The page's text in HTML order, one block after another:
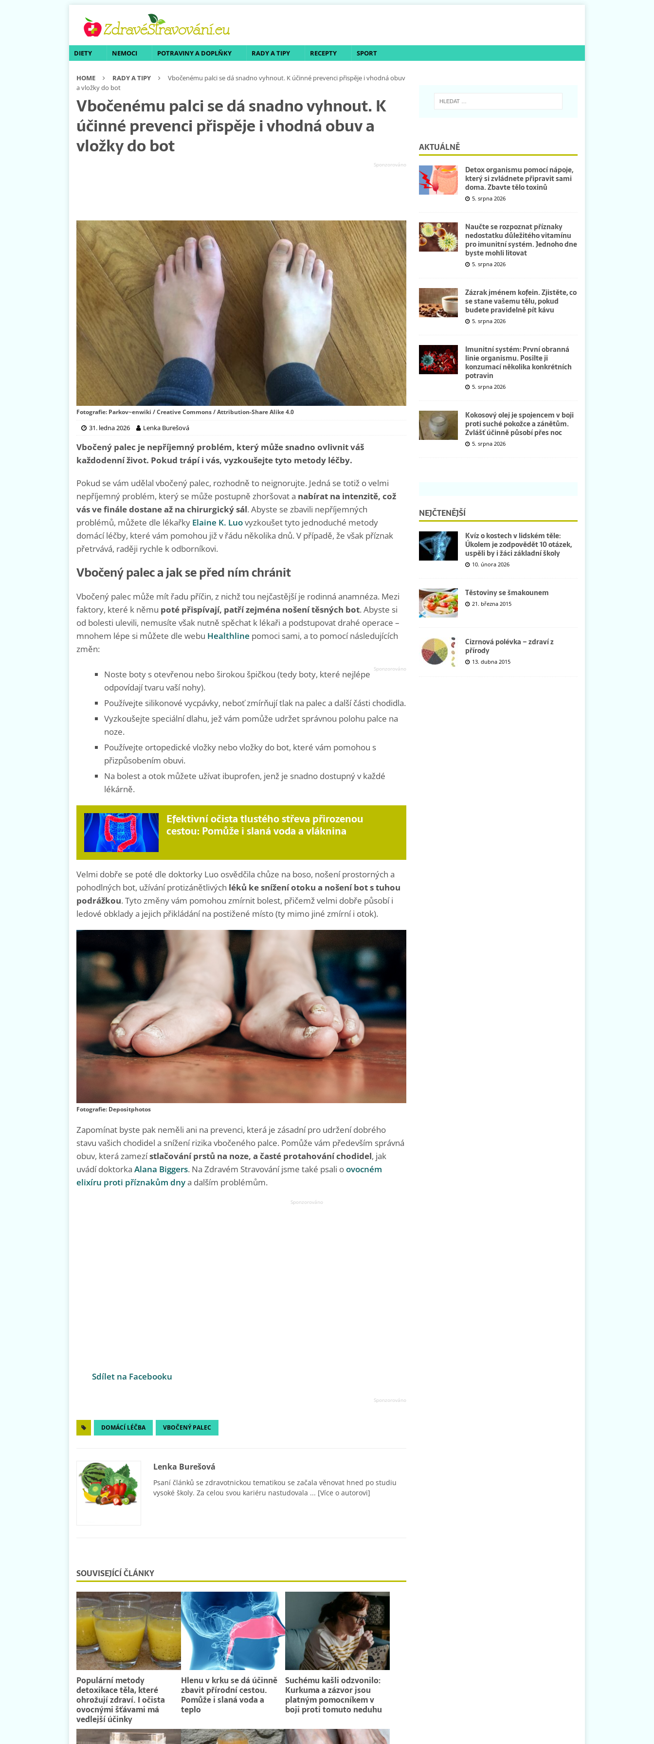
DIETY NEMOCI POTRAVINY A DOPLŇKY RADY A TIPY RECEPTY SPORT
HOME RADY A TIPY
Vbočenému palci se dá snadno vyhnout. K účinné prevenci přispěje i vhodná obuv
a vložky do bot
Vbočenému palci se dá snadno vyhnout. K
účinné prevenci přispěje i vhodná obuv a
vložky do bot
Fotografie: Parkov~enwiki / Creative Commons / Attribution-Share Alike 4.0
31. ledna 2026 Lenka Burešová
Vbočený palec je nepříjemný problém, který může snadno ovlivnit váš
každodenní život. Pokud trápí i vás, vyzkoušejte tyto metody léčby.
Pokud se vám udělal vbočený palec, rozhodně to neignorujte. Jedná se totiž o velmi
nepříjemný problém, který se může postupně zhoršovat a nabírat na intenzitě, což
vás ve finále dostane až na chirurgický sál. Abyste se zbavili nepříjemných
problémů, můžete dle lékařky Elaine K. Luovyzkoušet tyto jednoduché metody
domácí léčby, které vám pomohou již v řádu několika dnů. V případě, že však příznak
přetrvává, raději rychle k odborníkovi.
Vbočený palec a jak se před ním chránit
Vbočený palec může mít řadu příčin, z nichž tou nejčastější je rodinná anamnéza. Mezi
faktory, které k němu poté přispívají, patří zejména nošení těsných bot. Abyste si
od bolesti ulevili, nemusíte však nutně spěchat k lékaři a podstupovat drahé operace –
mnohem lépe si můžete dle webu Healthline pomoci sami, a to pomocí následujících
změn:
Noste boty s otevřenou nebo širokou špičkou (tedy boty, které nejlépe
odpovídají tvaru vaší nohy).
Používejte silikonové vycpávky, neboť zmírňují tlak na palec a další části chodidla.
Vyzkoušejte speciální dlahu, jež vám pomůže udržet správnou polohu palce na
noze.
Používejte ortopedické vložky nebo vložky do bot, které vám pomohou s
přizpůsobením obuvi.
Na bolest a otok můžete užívat ibuprofen, jenž je snadno dostupný v každé
lékárně.
Efektivní očista tlustého střeva přirozenou
cestou: Pomůže i slaná voda a vláknina
Velmi dobře se poté dle doktorky Luo osvědčila chůze na boso, nošení prostorných a
pohodlných bot, užívání protizánětlivých léků ke snížení otoku a nošení bot s tuhou
podrážkou. Tyto změny vám pomohou zmírnit bolest, přičemž velmi dobře působí i
ledové obklady a jejich přikládání na postižené místo (ty mimo jiné zmírní i otok).
Fotografie: Depositphotos
Zapomínat byste pak neměli ani na prevenci, která je zásadní pro udržení dobrého
stavu vašich chodidel a snížení rizika vbočeného palce. Pomůže vám především správná
obuv, která zamezístlačování prstů na noze, a časté protahování chodidel, jak
uvádí doktorka Alana Biggers. Na Zdravém Stravování jsme také psali oovocném
elixíru proti příznakům dnya dalším problémům.
Sdílet na Facebooku
DOMÁCÍ LÉČBA VBOČENÝ PALEC
Lenka Burešová
Psaní článků se zdravotnickou tematikou se začala věnovat hned po studiu
vysoké školy. Za celou svou kariéru nastudovala ... [Více o autorovi]
SOUVISEJÍCÍ ČLÁNKY
Populární metody
detoxikace těla, které
ohrožují zdraví. I očista
ovocnými šťávami má
vedlejší účinky
Hlenu v krku se dá účinně
zbavit přírodní cestou.
Pomůže i slaná voda a
teplo
Suchému kašli odzvonilo:
Kurkuma a zázvor jsou
platným pomocníkem v
boji proti tomuto neduhu
AKTUÁLNĚ
Detox organismu pomocí nápoje,
který si zvládnete připravit sami
doma. Zbavte tělo toxinů
5. srpna 2026
Naučte se rozpoznat příznaky
nedostatku důležitého vitamínu
pro imunitní systém. Jednoho dne
byste mohli litovat
5. srpna 2026
Zázrak jménem kofein. Zjistěte, co
se stane vašemu tělu, pokud
budete pravidelně pít kávu
5. srpna 2026
Imunitní systém: První obranná
linie organismu. Posilte ji
konzumací několika konkrétních
potravin
5. srpna 2026
Kokosový olej je spojencem v boji
proti suché pokožce a zánětům.
Zvlášť účinně působí přes noc
5. srpna 2026
NEJČTENĚJŠÍ
Kvíz o kostech v lidském těle:
Úkolem je zodpovědět 10 otázek,
uspěli by i žáci základní školy
10. února 2026
Těstoviny se šmakounem
21. března 2015
Cizrnová polévka – zdraví z
přírody
13. dubna 2015